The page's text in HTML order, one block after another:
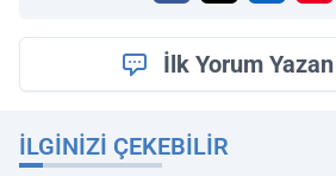
İlk Yorum
İLGINIZI ÇEKEBILIR